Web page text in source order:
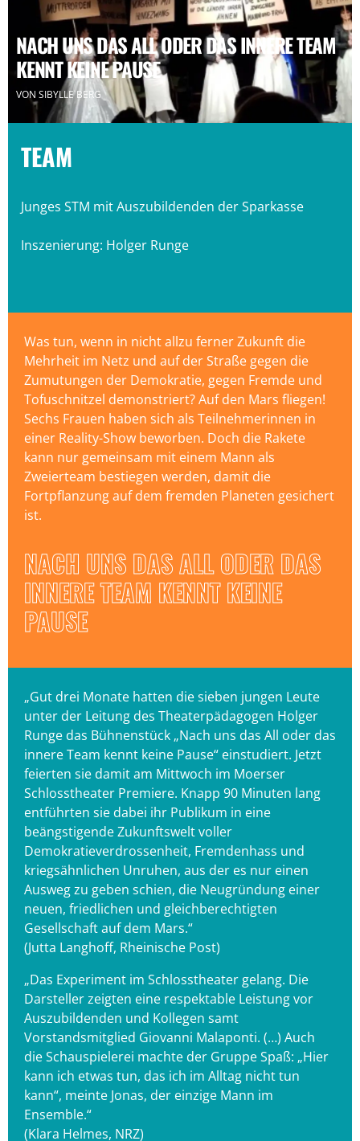
NACH UNS DAS ALL ODER DAS INNERE TEAM
KENNT KEINE PAUSE
VON SIBYLLE BERG
TEAM
Junges STM mit Auszubildenden der Sparkasse
Inszenierung: Holger Runge
Was tun, wenn in nicht allzu ferner Zukunft die
Mehrheit im Netz und auf der Straße gegen die
Zumutungen der Demokratie, gegen Fremde und
Tofuschnitzel demonstriert? Auf den Mars fliegen!
Sechs Frauen haben sich als Teilnehmerinnen in
einer Reality-Show beworben. Doch die Rakete
kann nur gemeinsam mit einem Mann als
Zweierteam bestiegen werden, damit die
Fortpflanzung auf dem fremden Planeten gesichert
ist.
NACH UNS DAS ALL ODER DAS
INNERE TEAM KENNT KEINE
PAUSE
„Gut drei Monate hatten die sieben jungen Leute
unter der Leitung des Theaterpädagogen Holger
Runge das Bühnenstück „Nach uns das All oder das
innere Team kennt keine Pause“ einstudiert. Jetzt
feierten sie damit am Mittwoch im Moerser
Schlosstheater Premiere. Knapp 90 Minuten lang
entführten sie dabei ihr Publikum in eine
beängstigende Zukunftswelt voller
Demokratieverdrossenheit, Fremdenhass und
kriegsähnlichen Unruhen, aus der es nur einen
Ausweg zu geben schien, die Neugründung einer
neuen, friedlichen und gleichberechtigten
Gesellschaft auf dem Mars.“
(Jutta Langhoff, Rheinische Post)
„Das Experiment im Schlosstheater gelang. Die
Darsteller zeigten eine respektable Leistung vor
Auszubildenden und Kollegen samt
Vorstandsmitglied Giovanni Malaponti. (…) Auch
die Schauspielerei machte der Gruppe Spaß: „Hier
kann ich etwas tun, das ich im Alltag nicht tun
kann“, meinte Jonas, der einzige Mann im
Ensemble.“
(Klara Helmes, NRZ)